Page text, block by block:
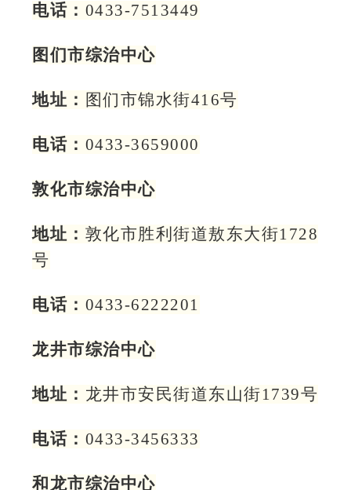
电话： 0433-7513449
图们市综治中心
地址： 图们市锦水街416号
电话： 0433-3659000
敦化市综治中心
地址： 敦化市胜利街道敖东大街1728
号
电话： 0433-6222201
龙井市综治中心
地址： 龙井市安民街道东山街1739号
电话： 0433-3456333
和龙市综治中心